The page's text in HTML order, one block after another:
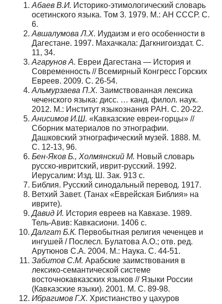
Абаев В.И. Историко-этимологический словарь
осетинского языка. Том 3. 1979. М.: АН СССР. С.
6.
Авшалумова Л.Х. Иудаизм и его особенности в
Дагестане. 1997. Махачкала: Дагкнигоиздат. С.
11, 34.
Агарунов А. Евреи Дагестана — История и
Современность // Всемирный Конгресс Горских
Евреев. 2009. С. 26-54.
Альмурзаева П.Х. Заимствованная лексика
чеченского языка: дисс. … канд. филол. наук.
2012. М.: Институт языкознания РАН. С. 20-22.
Анисимов И.Ш. «Кавказские евреи-горцы» //
Сборник материалов по этнографии.
Дашковский этнографический музей. 1888. М.
С. 12-13, 96.
Бен-Яков Б., Холмянский М. Новый словарь
русско-ивритский, иврит-русский. 1992.
Иерусалим: Изд. Ш. Зак. 913 с.
Библия. Русский синодальный перевод. 1917.
Ветхий Завет. (Танах «Еврейская Библия» на
иврите).
Давид И. История евреев на Кавказе. 1989.
Тель-Авив: Кавкасиони. 1406 с.
Далгат Б.К. Первобытная религия чеченцев и
ингушей / Послесл. Булатова А.О.; отв. ред.
Арутюнов С.А. 2004. М.: Наука. С. 44-51.
Забитов С.М. Арабские заимствования в
лексико-семантической системе
восточнокавказских языков // Языки России
(Кавказские языки). 2001. М. С. 89-98.
Ибрагимов Г.Х. Христианство у цахуров